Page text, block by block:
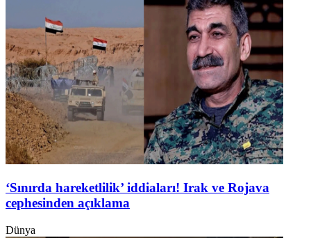
‘Sınırda hareketlilik’ iddiaları! Irak ve Rojava
cephesinden açıklama
Dünya